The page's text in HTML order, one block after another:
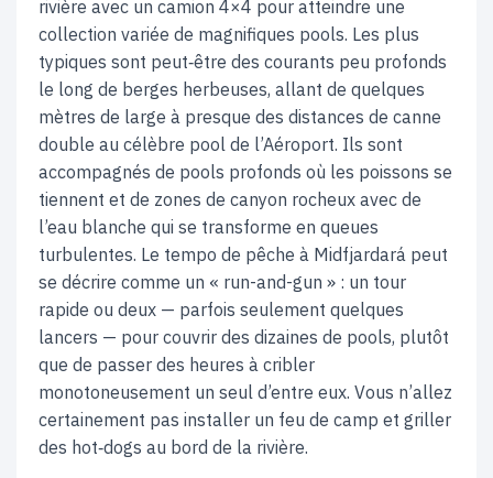
rivière avec un camion 4×4 pour atteindre une
collection variée de magnifiques pools. Les plus
typiques sont peut‑être des courants peu profonds
le long de berges herbeuses, allant de quelques
mètres de large à presque des distances de canne
double au célèbre pool de l’Aéroport. Ils sont
accompagnés de pools profonds où les poissons se
tiennent et de zones de canyon rocheux avec de
l’eau blanche qui se transforme en queues
turbulentes. Le tempo de pêche à Midfjardará peut
se décrire comme un « run-and-gun » : un tour
rapide ou deux — parfois seulement quelques
lancers — pour couvrir des dizaines de pools, plutôt
que de passer des heures à cribler
monotoneusement un seul d’entre eux. Vous n’allez
certainement pas installer un feu de camp et griller
des hot‑dogs au bord de la rivière.